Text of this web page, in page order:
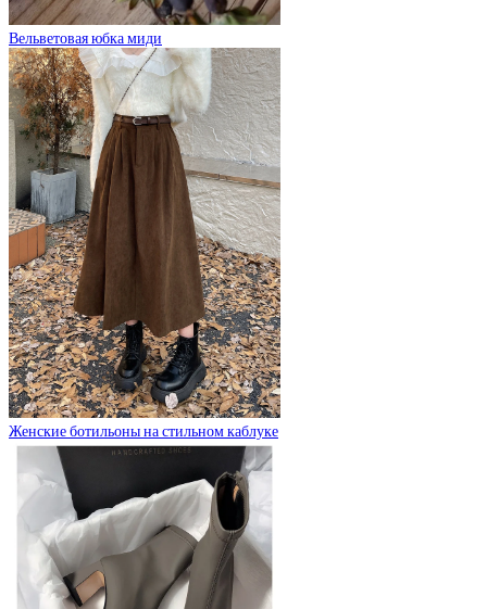
Вельветовая юбка миди
Женские ботильоны на стильном каблуке